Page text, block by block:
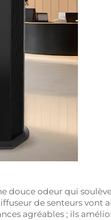
douce odeur qui
de senteurs vont
agréables ; ils